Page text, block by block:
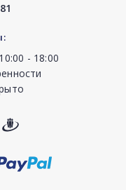
- 18:00